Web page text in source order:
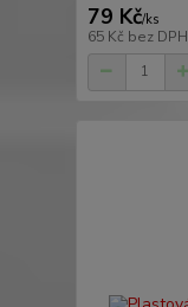
79 Kč/ks
65 Kč bez DPH